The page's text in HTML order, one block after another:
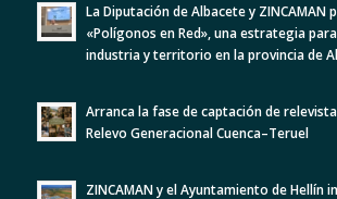
La Diputación de Albacete y ZINCAMAN
«Polígonos en Red», una estrategia
industria y territorio en la provincia de
Arranca la fase de captación de
Relevo Generacional Cuenca–Teruel
ZINCAMAN y el Ayuntamiento de Hellín